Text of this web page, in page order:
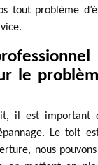
tout problème
le
il est important
Le toit
nous